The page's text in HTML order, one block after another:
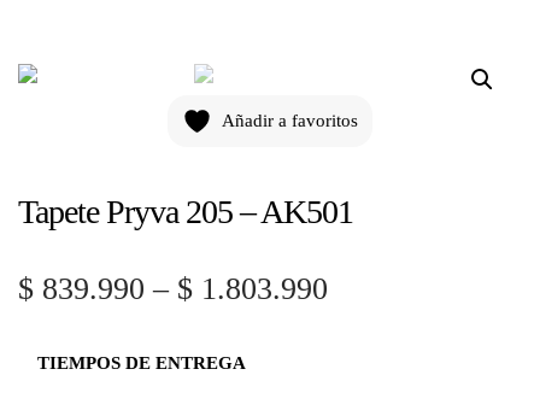
Añadir a favoritos
Tapete Pryva 205 – AK501
$ 839.990 – $ 1.803.990
TIEMPOS DE ENTREGA